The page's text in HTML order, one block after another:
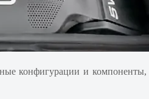
конфигурации и